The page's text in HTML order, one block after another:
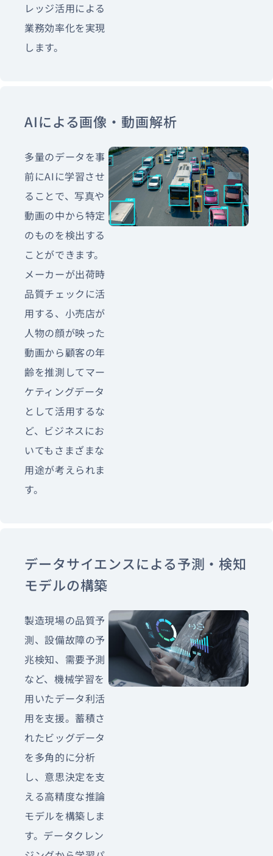
レッジ活用による
業務効率化を実現
します。
AIによる画像・動画解析
多量のデータを事
前にAIに学習させ
ることで、写真や
動画の中から特定
のものを検出する
ことができます。
メーカーが出荷時
品質チェックに活
用する、小売店が
人物の顔が映った
動画から顧客の年
齢を推測してマー
ケティングデータ
として活用するな
ど、ビジネスにお
いてもさまざまな
用途が考えられま
す。
データサイエンスによる予測・検知
モデルの構築
製造現場の品質予
測、設備故障の予
兆検知、需要予測
など、機械学習を
用いたデータ利活
用を支援。蓄積さ
れたビッグデータ
を多角的に分析
し、意思決定を支
える高精度な推論
モデルを構築しま
す。データクレン